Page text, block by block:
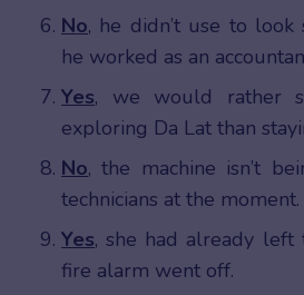
No, he didn’t use to look
he worked as an
Yes, we would rather
exploring Da Lat than
No, the machine isn’t
technicians at the moment.
Yes, she had already left
fire alarm went off.